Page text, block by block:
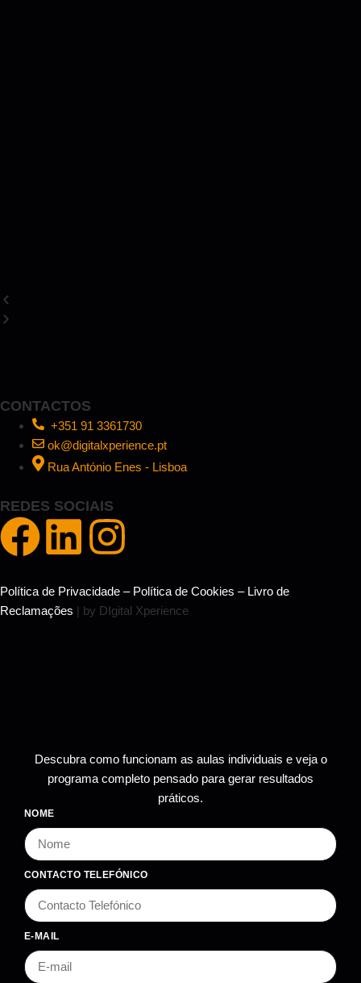
CONTACTOS
+351 91 3361730
ok@digitalxperience.pt
Rua António Enes - Lisboa
REDES SOCIAIS
Política de Privacidade – Política de Cookies – Livro de
Reclamações | by DIgital Xperience
Descubra como funcionam as aulas individuais e veja o
programa completo pensado para gerar resultados
práticos.
NOME
CONTACTO TELEFÓNICO
E-MAIL